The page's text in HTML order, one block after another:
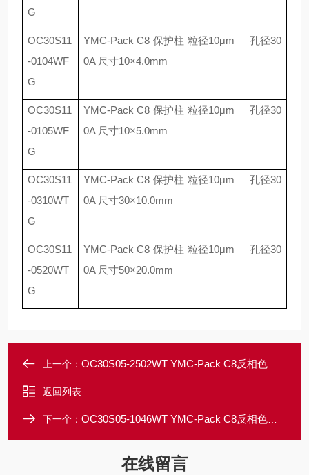
G
OC30S11
-0104WF
G
YMC-Pack C8 保护柱 粒径10μm 孔径30
0A 尺寸10×4.0mm
OC30S11
-0105WF
G
YMC-Pack C8 保护柱 粒径10μm 孔径30
0A 尺寸10×5.0mm
OC30S11
-0310WT
G
YMC-Pack C8 保护柱 粒径10μm 孔径30
0A 尺寸30×10.0mm
OC30S11
-0520WT
G
YMC-Pack C8 保护柱 粒径10μm 孔径30
0A 尺寸50×20.0mm
上一个： OC30S05-2502WT YMC-Pack C8反相色谱柱
返回列表
下一个： OC30S05-1046WT YMC-Pack C8反相色谱柱
在线留言